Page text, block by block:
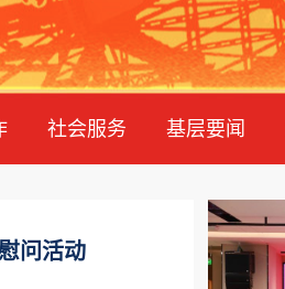
社会服务 基层要闻
问活动